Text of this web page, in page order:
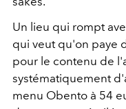
Un lieu qui rompt
qui veut qu'on paye
pour le contenu de
systématiquement
menu Obento à 54